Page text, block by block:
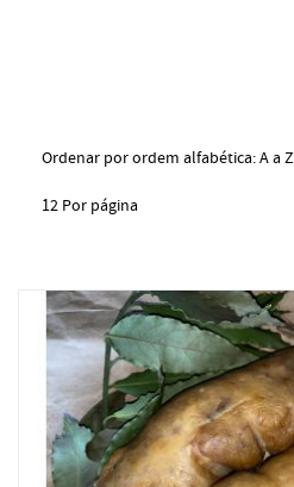
Ordenar por ordem alfabética: A a Z
12 Por página